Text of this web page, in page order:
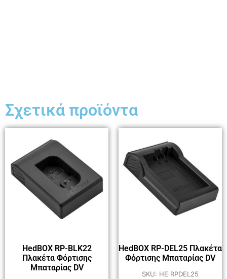
Σχετικά προϊόντα
HedBOX RP-BLK22
Πλακέτα Φόρτισης
Μπαταρίας DV
HedBOX RP-DEL25 Πλακέτα
Φόρτισης Μπαταρίας DV
SKU: HE RPDEL25